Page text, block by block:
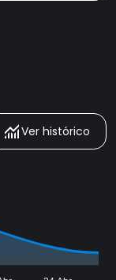
Ver histórico